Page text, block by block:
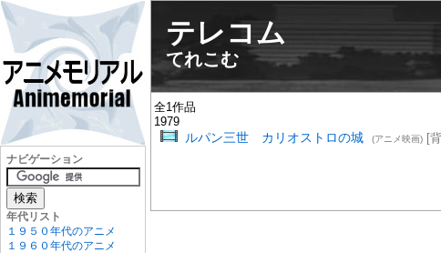
テレコム
てれこむ
全1作品
1979
ルパン三世 カリオストロの城 (アニメ映画)[背
ナビゲーション
年代リスト
１９５０年代のアニメ
１９６０年代のアニメ